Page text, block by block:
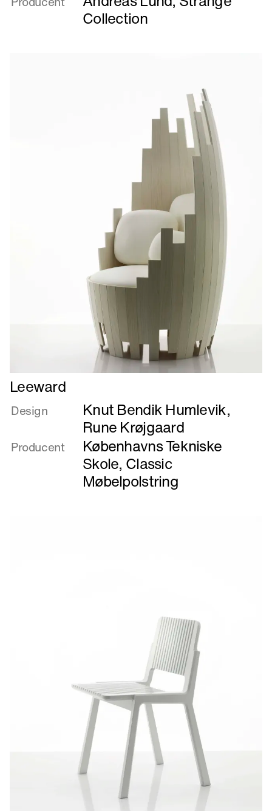
Collection
Læs
mere
om
Leeward
Design Knut Bendik Humlevik,
Rune Krøjgaard
Producent
Københavns Tekniske
Skole, Classic
Møbelpolstring